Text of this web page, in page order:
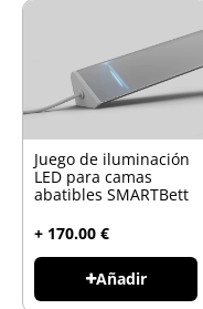
Juego de iluminación
LED para camas
abatibles SMARTBett
+ 170.00 €
Añadir